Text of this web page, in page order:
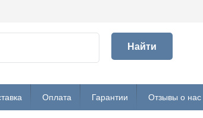
Найти
Оплата Гарантии Отзывы о нас